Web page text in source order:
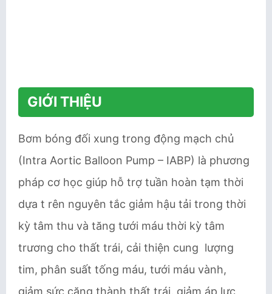
GIỚI THIỆU
Bơm bóng đối xung trong động mạch chủ
(Intra Aortic Balloon Pump – IABP) là phương
pháp cơ học giúp hỗ trợ tuần hoàn tạm thời
dựa t rên nguyên tắc giảm hậu tải trong thời
kỳ tâm thu và tăng tưới máu thời kỳ tâm
trương cho thất trái, cải thiện cung lượng
tim, phân suất tống máu, tưới máu vành,
giảm sức căng thành thất trái, giảm áp lực